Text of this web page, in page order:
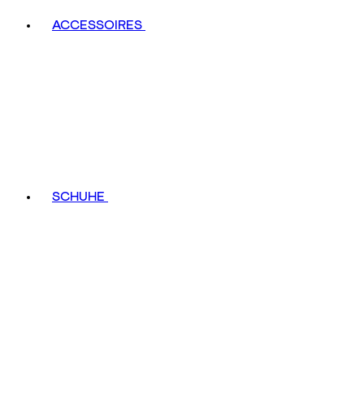
ACCESSOIRES
SCHUHE